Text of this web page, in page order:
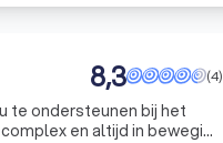
(4)
8,3
te ondersteunen bij het
en altijd in beweging